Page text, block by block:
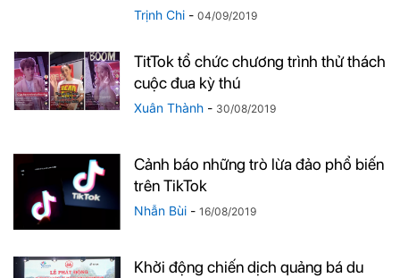
Trịnh Chi - 04/09/2019
TitTok tổ chức chương trình thử thách
cuộc đua kỳ thú
Xuân Thành - 30/08/2019
Cảnh báo những trò lừa đảo phổ biến
trên TikTok
Nhẫn Bùi - 16/08/2019
Khởi động chiến dịch quảng bá du